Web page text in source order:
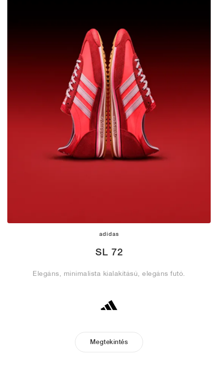
adidas
SL 72
Elegáns, minimalista kialakítású, elegáns futó.
Megtekintés